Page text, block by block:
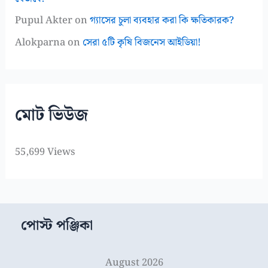
Pupul Akteronগ্যাসের চুলা ব্যবহার করা কি ক্ষতিকারক?
Alokparnaon সেরা ৫টি কৃষি বিজনেস আইডিয়া!
মোট ভিউজ
55,699 Views
পোস্ট পঞ্জিকা
August 2026